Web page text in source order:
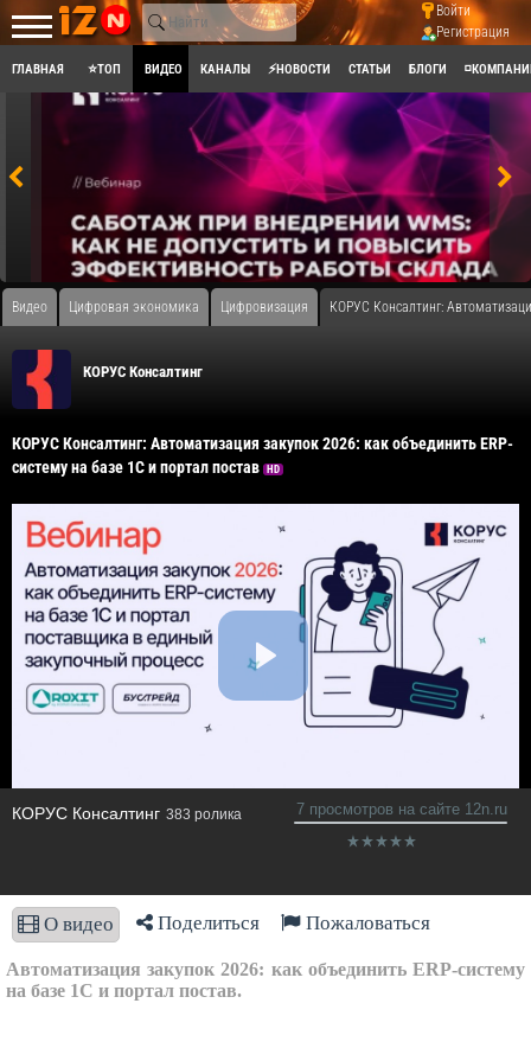
Войти
Регистрация
ГЛАВНАЯ ⭐ТОП ВИДЕО КАНАЛЫ ⚡НОВОСТИ СТАТЬИ БЛОГИ
Видео Цифровая экономика Цифровизация ​КОРУС Консалтинг:
КОРУС Консалтинг
​КОРУС Консалтинг: Автоматизация закупок 2026: как объединить ERP-
систему на базе 1С и портал постав
HD
КОРУС Консалтинг 383 ролика 7 просмотров на сайте 12n.ru
О видео Поделиться Пожаловаться
Автоматизация закупок 2026: как объединить ERP-систему
на базе 1С и портал постав.